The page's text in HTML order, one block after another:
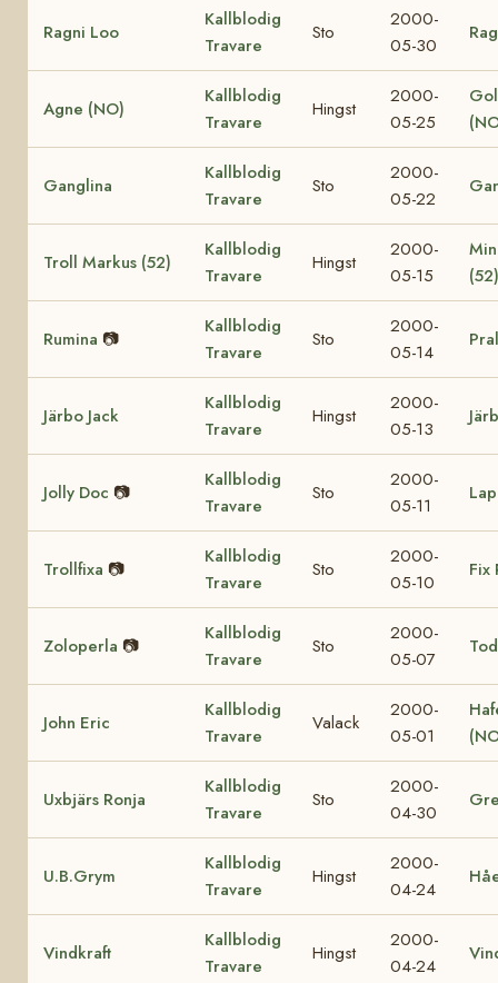
Ragni Loo
Kallblodig
Travare
Sto
2000-
05-30
Agne (NO)
Kallblodig
Travare
Hingst
2000-
05-25
Ganglina
Kallblodig
Travare
Sto
2000-
05-22
Troll Markus (52)
Kallblodig
Travare
Hingst
2000-
05-15
(52)
Rumina 📷
Kallblodig
Travare
Sto
2000-
05-14
Järbo Jack
Kallblodig
Travare
Hingst
2000-
05-13
Jolly Doc 📷
Kallblodig
Travare
Sto
2000-
05-11
Trollfixa 📷
Kallblodig
Travare
Sto
2000-
05-10
Fix
Zoloperla 📷
Kallblodig
Travare
Sto
2000-
05-07
John Eric
Kallblodig
Travare
Valack
2000-
05-01
Uxbjärs Ronja
Kallblodig
Travare
Sto
2000-
04-30
U.B.Grym
Kallblodig
Travare
Hingst
2000-
04-24
Vindkraft
Kallblodig
Travare
Hingst
2000-
04-24